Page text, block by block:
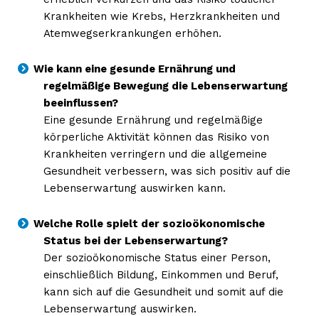
Krankheiten wie Krebs, Herzkrankheiten und
Atemwegserkrankungen erhöhen.
Wie kann eine gesunde Ernährung und
regelmäßige Bewegung die Lebenserwartung
beeinflussen?
Eine gesunde Ernährung und regelmäßige
körperliche Aktivität können das Risiko von
Krankheiten verringern und die allgemeine
Gesundheit verbessern, was sich positiv auf die
Lebenserwartung auswirken kann.
Welche Rolle spielt der sozioökonomische
Status bei der Lebenserwartung?
Der sozioökonomische Status einer Person,
einschließlich Bildung, Einkommen und Beruf,
kann sich auf die Gesundheit und somit auf die
Lebenserwartung auswirken.